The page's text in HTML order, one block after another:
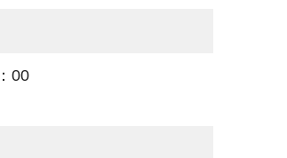
00 ③11：00